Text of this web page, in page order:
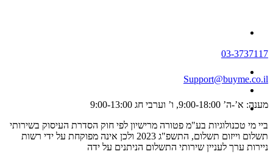
03-3737117
Support@buyme.co.il
מענה: א’-ה’ 9:00-18:00, ו’ וערבי חג 9:00-13:00
ביי מי טכנולוגיות בע"מ פטורה מרישיון לפי חוק הסדרת העיסוק בשירותי
תשלום וייזום תשלום, התשפ"ג 2023 ולכן אינה מפוקחת על ידי רשות
ניירות ערך לעניין שירותי התשלום הניתנים על ידה